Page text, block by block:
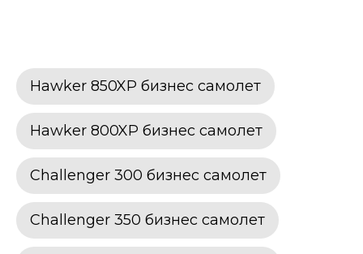
Hawker 850XP бизнес самолет
Hawker 800XP бизнес самолет
Challenger 300 бизнес самолет
Challenger 350 бизнес самолет